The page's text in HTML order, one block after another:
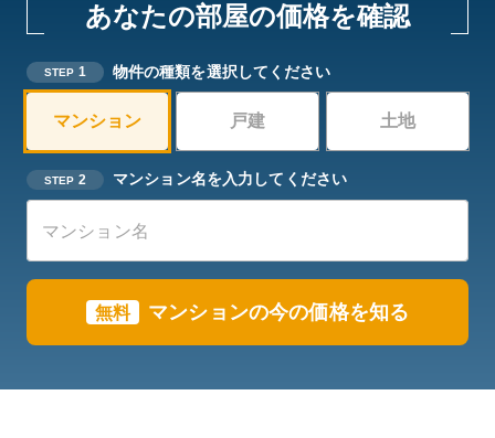
あなたの部屋の価格を確認
STEP 1 物件の種類を選択してください
マンション 戸建 土地
STEP 2 マンション名を入力してください
無料 マンションの今の価格を知る